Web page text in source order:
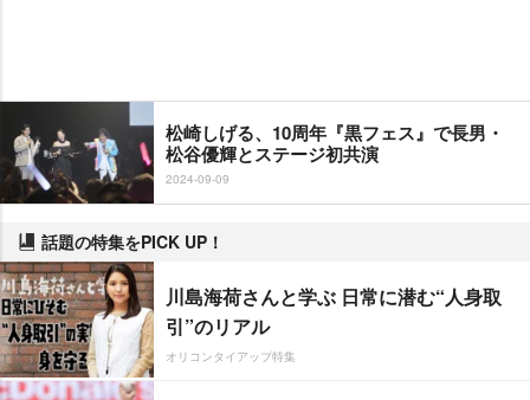
松崎しげる、10周年『黒フェス』で長男・
松谷優輝とステージ初共演
2024-09-09
話題の特集をPICK UP！
川島海荷さんと学ぶ 日常に潜む“人身取
引”のリアル
オリコンタイアップ特集